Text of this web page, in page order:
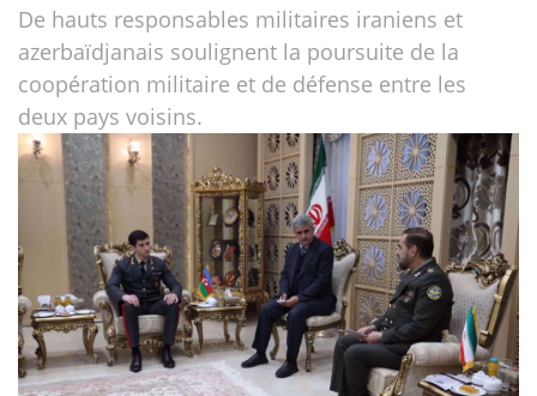
De hauts responsables militaires iraniens et
azerbaïdjanais soulignent la poursuite de la
coopération militaire et de défense entre les
deux pays voisins.